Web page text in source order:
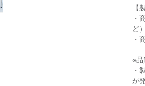
【
・
ど
・
※品
・
が